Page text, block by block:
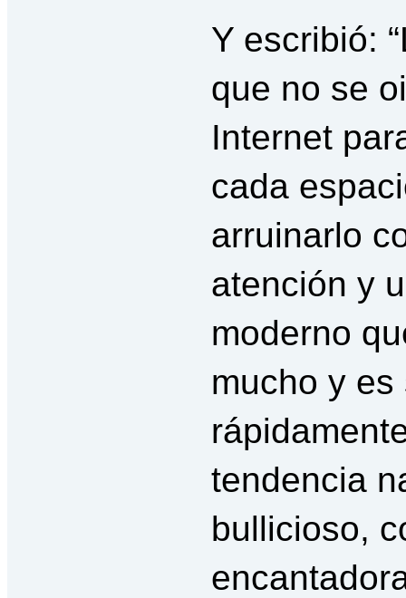
Y escribió:
que no se
Internet
cada
arruinarlo
atención y
moderno
mucho y
tendencia
bullicioso,